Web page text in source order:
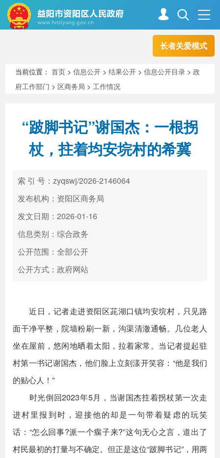
长者关爱模式
走进资阳
新闻中心 解读回应
政务服务
高效办成一件事
当前位置：首页 >信息公开 >结果公开 >信息公开目录 >政
府工作部门 > 区商务局 >工作情况
“跛脚书记”谢国杰：一根拐
杖，拄着均安垸村的希冀
索 引 号：zyqswj/2026-2146064
发布机构：资阳区商务局
发文日期：2026-01-16
信息类别：综合政务
公开范围：全部公开
公开方式：政府网站
近日，记者走进资阳区茈湖口镇均安垸村，只见路
面干净平整，院墙粉刷一新，沟渠清澈通畅。几位老人
坐在屋前，悠闲地晒着太阳，拉着家常。当记者提起驻
村第一书记谢国杰，他们脸上立刻漾开笑容：“他是我们
的贴心人！”
时光倒回2023年5月，当谢国杰拄着拐杖第一次走
进村里报到时，迎接他的却是一句带着疑虑的玩笑
话：“怎么回事?派一个瘸子来?”这句无心之言，道出了
村民最初的打量与不确定。但正是这位“跛脚书记”，用两